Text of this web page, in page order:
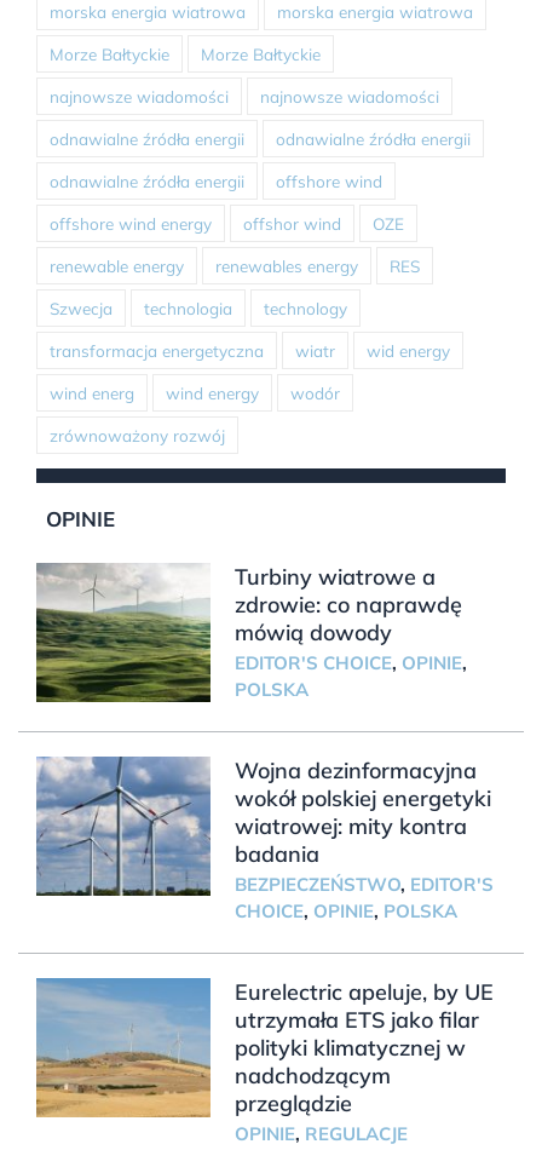
morska energia wiatrowa morska energia wiatrowa
Morze Bałtyckie Morze Bałtyckie
najnowsze wiadomości najnowsze wiadomości
odnawialne źródła energii odnawialne źródła energii
odnawialne źródła energii offshore wind
offshore wind energy offshor wind OZE
renewable energy renewables energy RES
Szwecja technologia technology
transformacja energetyczna wiatr wid energy
wind energ wind energy wodór
zrównoważony rozwój
OPINIE
Turbiny wiatrowe a
zdrowie: co naprawdę
mówią dowody
EDITOR'S CHOICE, OPINIE,
POLSKA
Wojna dezinformacyjna
wokół polskiej energetyki
wiatrowej: mity kontra
badania
BEZPIECZEŃSTWO, EDITOR'S
CHOICE, OPINIE, POLSKA
Eurelectric apeluje, by UE
utrzymała ETS jako filar
polityki klimatycznej w
nadchodzącym
przeglądzie
OPINIE, REGULACJE